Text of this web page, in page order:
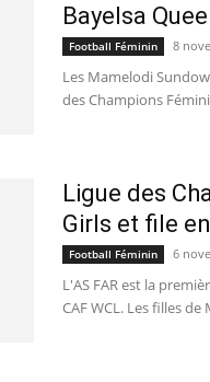
Bayelsa
Football Féminin 8
Les Mamelodi
des Champions
Ligue des
Girls et file
Football Féminin 6
L'AS FAR est la
CAF WCL. Les filles